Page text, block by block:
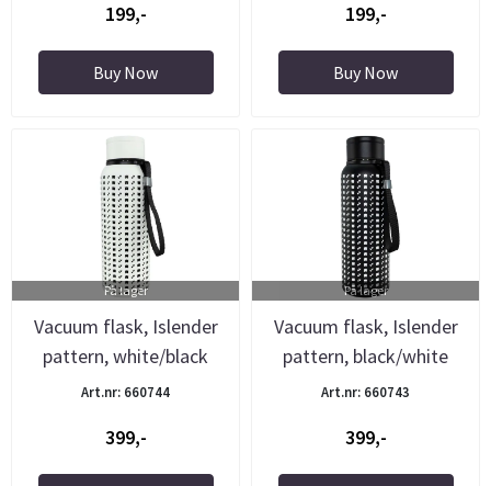
199,-
Buy Now
199,-
Buy Now
På lager
Vacuum flask, Islender
pattern, white/black
Art.nr: 660744
399,-
På lager
Vacuum flask, Islender
pattern, black/white
Art.nr: 660743
399,-